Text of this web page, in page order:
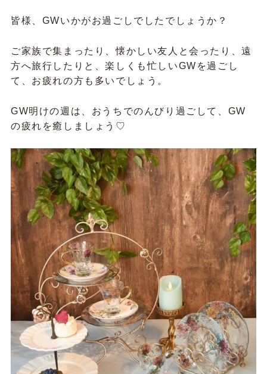
皆様、GWいかがお過ごしでしたでしょうか？
ご家族で集まったり、懐かしい友人と会ったり、遠
方へ旅行したりと、楽しくも忙しいGWを過ごし
て、お疲れの方も多いでしょう。
GW明けの週は、おうちでのんびり過ごして、GW
の疲れを癒しましょう♡